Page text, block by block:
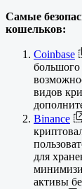
Самые
кошельков:
Coinbase
большого
видов
Binance
для
активы